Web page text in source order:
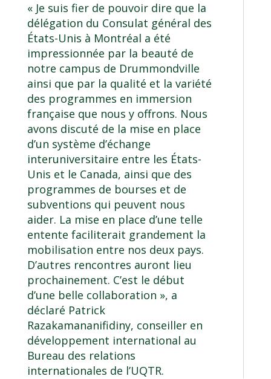
« Je suis fier de pouvoir dire que la
délégation du Consulat général des
États-Unis à Montréal a été
impressionnée par la beauté de
notre campus de Drummondville
ainsi que par la qualité et la variété
des programmes en immersion
française que nous y offrons. Nous
avons discuté de la mise en place
d’un système d’échange
interuniversitaire entre les États-
Unis et le Canada, ainsi que des
programmes de bourses et de
subventions qui peuvent nous
aider. La mise en place d’une telle
entente faciliterait grandement la
mobilisation entre nos deux pays.
D’autres rencontres auront lieu
prochainement. C’est le début
d’une belle collaboration », a
déclaré Patrick
Razakamananifidiny, conseiller en
développement international au
Bureau des relations
internationales de l’UQTR.